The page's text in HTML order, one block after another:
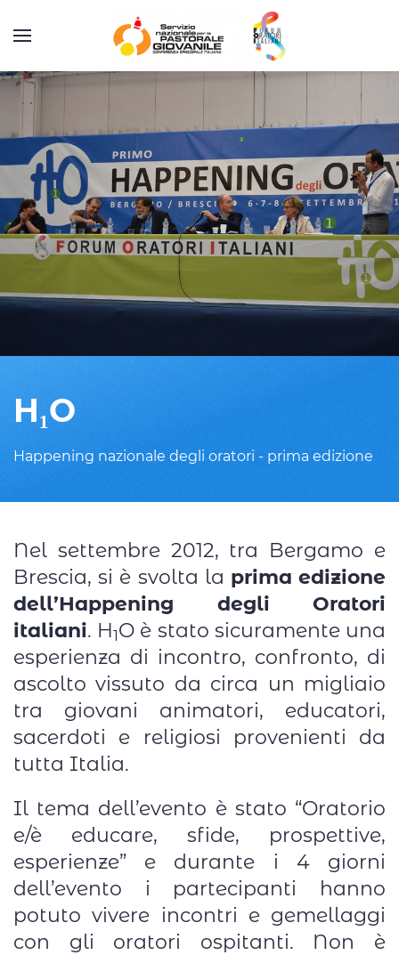
H₁O
Happening nazionale degli oratori - prima edizione
Nel settembre 2012, tra Bergamo e
Brescia, si è svolta la prima edizione
dell’Happening degli Oratori
italiani. H1O è stato sicuramente una
esperienza di incontro, confronto, di
ascolto vissuto da circa un migliaio
tra giovani animatori, educatori,
sacerdoti e religiosi provenienti da
tutta Italia.
Il tema dell’evento è stato “Oratorio
e/è educare, sfide, prospettive,
esperienze” e durante i 4 giorni
dell’evento i partecipanti hanno
potuto vivere incontri e gemellaggi
con gli oratori ospitanti. Non è